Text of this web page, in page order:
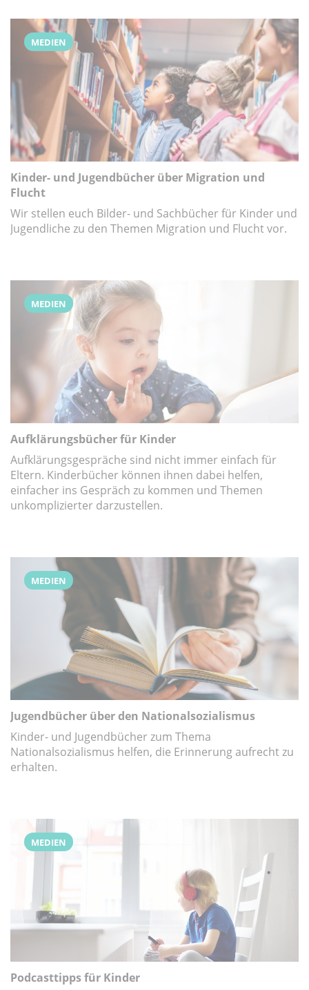
MEDIEN
Kinder- und Jugendbücher über Migration und
Flucht
Wir stellen euch Bilder- und Sachbücher für Kinder und
Jugendliche zu den Themen Migration und Flucht vor.
MEDIEN
Aufklärungsbücher für Kinder
Aufklärungsgespräche sind nicht immer einfach für
Eltern. Kinderbücher können ihnen dabei helfen,
einfacher ins Gespräch zu kommen und Themen
unkomplizierter darzustellen.
MEDIEN
Jugendbücher über den Nationalsozialismus
Kinder- und Jugendbücher zum Thema
Nationalsozialismus helfen, die Erinnerung aufrecht zu
erhalten.
MEDIEN
Podcasttipps für Kinder